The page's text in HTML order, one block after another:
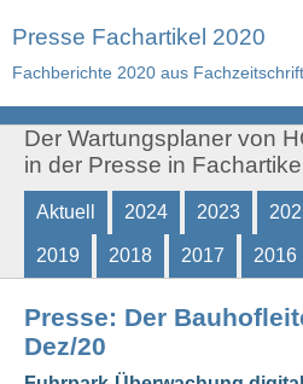
Presse Fachartikel 2020
Fachberichte 2020 aus
Der Wartungsplaner von
in der Presse in
Aktuell 2024 2023
2019 2018 2017 2016
Presse: Der
Dez/20